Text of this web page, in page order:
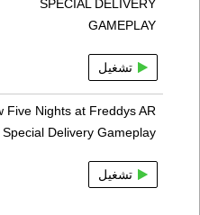
SPECIAL DELIVERY
GAMEPLAY
تشغيل
Five Nights at Freddys AR
Special Delivery Gameplay
تشغيل